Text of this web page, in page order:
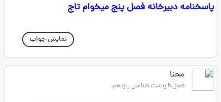
پاسخنامه دبیرخانه فصل پنج میخوام تاج
نمایش جواب
محنا
فصل 5 زیست شناسی یازدهم